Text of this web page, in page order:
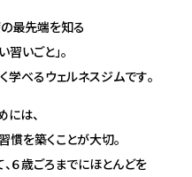
の最先端を知る
いごと」。
学べるウェルネスジムです。
には、
慣を築くことが大切。
、６歳ごろまでにほとんどを